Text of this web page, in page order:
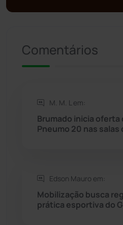
Rio do Antônio
Seabra
Comentários
M. M. L em:
Brumado inicia oferta
Pneumo 20 nas salas
Edson Mauro em:
Mobilização busca
prática esportiva do